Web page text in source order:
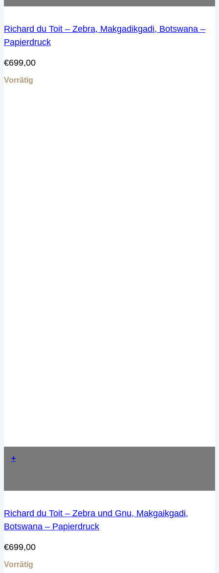
Richard du Toit – Zebra, Makgadikgadi, Botswana –
Papierdruck
€699,00
Vorrätig
+
Richard du Toit – Zebra und Gnu, Makgaikgadi,
Botswana – Papierdruck
€699,00
Vorrätig